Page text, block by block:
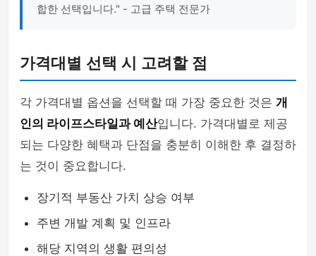
합한 선택입니다." - 고급 주택 전문가
가격대별 선택 시 고려할 점
각 가격대별 옵션을 선택할 때 가장 중요한 것은 개
인의 라이프스타일과 예산입니다. 가격대별로 제공
되는 다양한 혜택과 단점을 충분히 이해한 후 결정하
는 것이 중요합니다.
장기적 부동산 가치 상승 여부
주변 개발 계획 및 인프라
해당 지역의 생활 편의성